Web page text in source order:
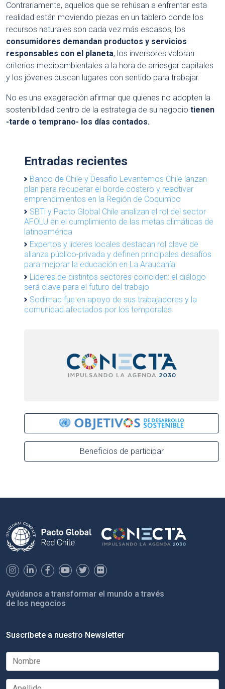
Contrariamente, aquellos que se rehúsan a enfrentar esta
realidad están moviendo piezas en un tablero donde los
recursos naturales son cada vez más escasos, los
consumidores demandan productos y servicios
responsables con el planeta, los inversores valoran
criterios medioambientales a la hora de arriesgar capitales
y los jóvenes buscan lugares con sentido para trabajar.
No es una exageración afirmar que quienes no adopten la
sostenibilidad dentro de la estrategia de su negocio tienen
-tarde o temprano- los días contados.
Entradas recientes
Banco de Chile y Desafío Levantemos Chile lanzan
plan para recuperar el borde costero y reactivar
emprendimientos en la Región de Coquimbo
SBTi y Pacto Global Chile analizan el rol del sector
AFOLU en el cumplimiento de las metas climáticas de
latinoamérica
Expertos y líderes locales destacan rol clave de
alianza público-privada y definen principales desafíos
para mejorar la educación en La Araucanía
Líderes de distintos sectores coinciden: el diálogo
será clave para el futuro del trabajo
Sodimac fue en apoyo de sus trabajadores y la
comunidad afectados por los temporales
Beneficios de participar
Ayúdanos a transformar el mundo a través
de los negocios
Suscríbete a nuestro Newsletter